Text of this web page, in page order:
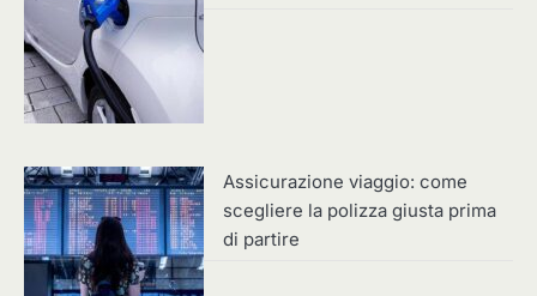
Assicurazione viaggio: come
scegliere la polizza giusta prima
di partire